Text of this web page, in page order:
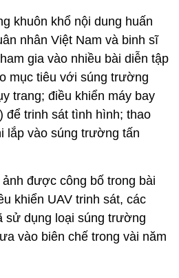
khuôn khổ nội dung huấn
nhân Việt Nam và binh sĩ
gia vào nhiều bài diễn tập
mục tiêu với súng trường
trang; điều khiển máy bay
để trinh sát tình hình; thao
lắp vào súng trường tấn
được công bố trong bài
khiển UAV trinh sát, các
sử dụng loại súng trường
vào biên chế trong vài năm